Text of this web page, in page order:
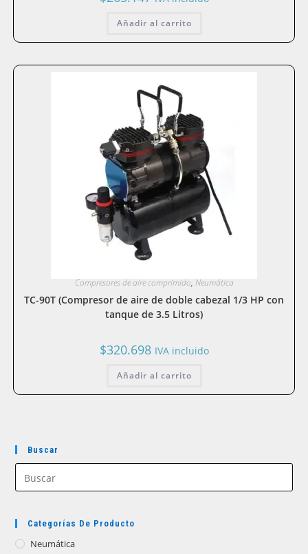
Añadir al carrito
Compresores de aire comprimido, Neumática
TC-90T (Compresor de aire de doble cabezal 1/3 HP con
tanque de 3.5 Litros)
$320.698 IVA incluido
Añadir al carrito
Buscar
Categorías De Producto
Neumática